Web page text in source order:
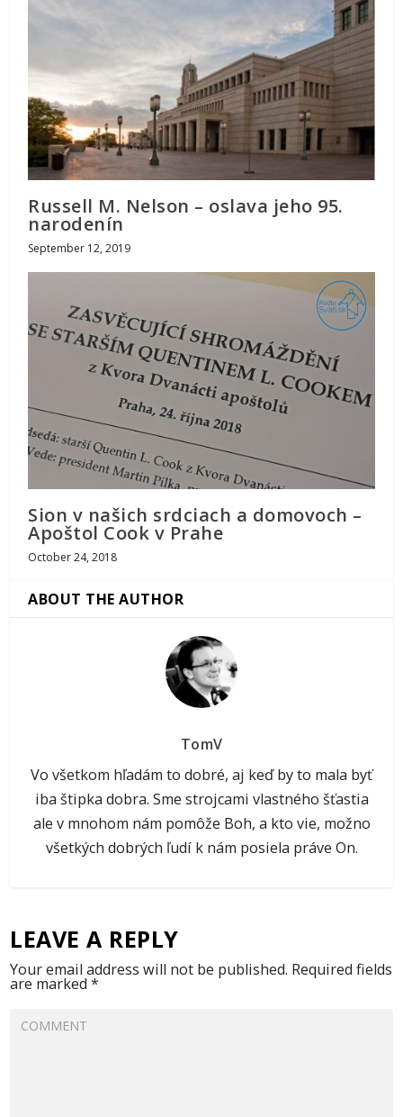
Russell M. Nelson – oslava jeho 95.
narodenín
September 12, 2019
Sion v našich srdciach a domovoch –
Apoštol Cook v Prahe
October 24, 2018
ABOUT THE AUTHOR
TomV
Vo všetkom hľadám to dobré, aj keď by to mala byť
iba štipka dobra. Sme strojcami vlastného šťastia
ale v mnohom nám pomôže Boh, a kto vie, možno
všetkých dobrých ľudí k nám posiela práve On.
LEAVE A REPLY
Your email address will not be published. Required fields
are marked*